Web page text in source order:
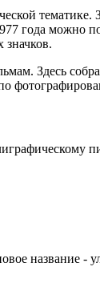
года можно
значков.
Здесь
название -